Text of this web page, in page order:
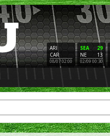
ARI
CAR
08/07 02:00
29
SEA
13
NE
02/09 00:30